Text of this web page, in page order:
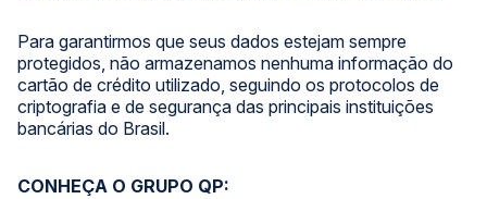
Para garantirmos que seus dados estejam sempre
protegidos, não armazenamos nenhuma informação do
cartão de crédito utilizado, seguindo os protocolos de
criptografia e de segurança das principais instituições
bancárias do Brasil.
CONHEÇA O GRUPO QP: